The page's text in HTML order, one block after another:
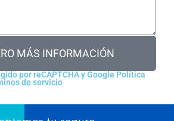
MÁS INFORMACIÓN
por reCAPTCHA y Google Política
de servicio